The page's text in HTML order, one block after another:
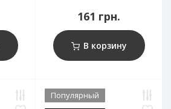
161 грн.
В корзину
Популярный